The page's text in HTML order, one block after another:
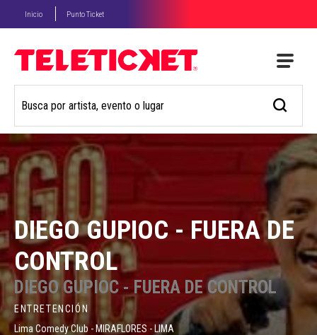
Inicio Punto Ticket
DIEGO GUPIOC - FUERA DE
CONTROL
DIEGO GUPIOC - FUERA DE CONTROL
ENTRETENCIÓN
Lima Comedy Club - MIRAFLORES - LIMA